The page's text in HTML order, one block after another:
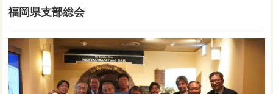
福岡県支部総会